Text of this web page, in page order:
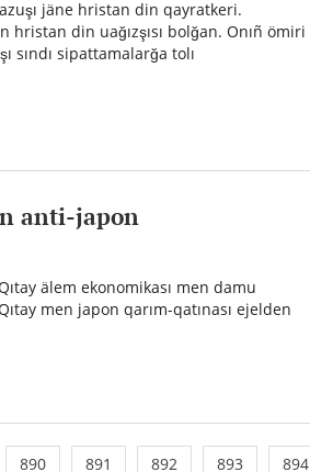
jäne hristan din qayratkeri.
hristan din uağızşısı bolğan. Onıñ ömiri
sındı sipattamalarğa tolı
anti-japon
älem ekonomikası men damu
men japon qarım-qatınası ejelden
890 891 892 893 894